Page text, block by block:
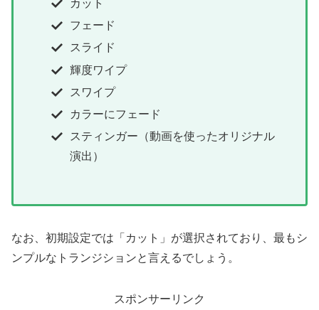
カット
フェード
スライド
輝度ワイプ
スワイプ
カラーにフェード
スティンガー（動画を使ったオリジナル
演出）
なお、初期設定では「カット」が選択されており、最もシ
ンプルなトランジションと言えるでしょう。
スポンサーリンク